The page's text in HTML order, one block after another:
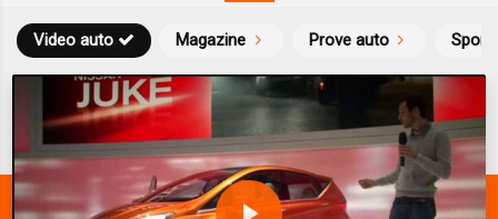
Magazine Prove auto
Video auto Sport